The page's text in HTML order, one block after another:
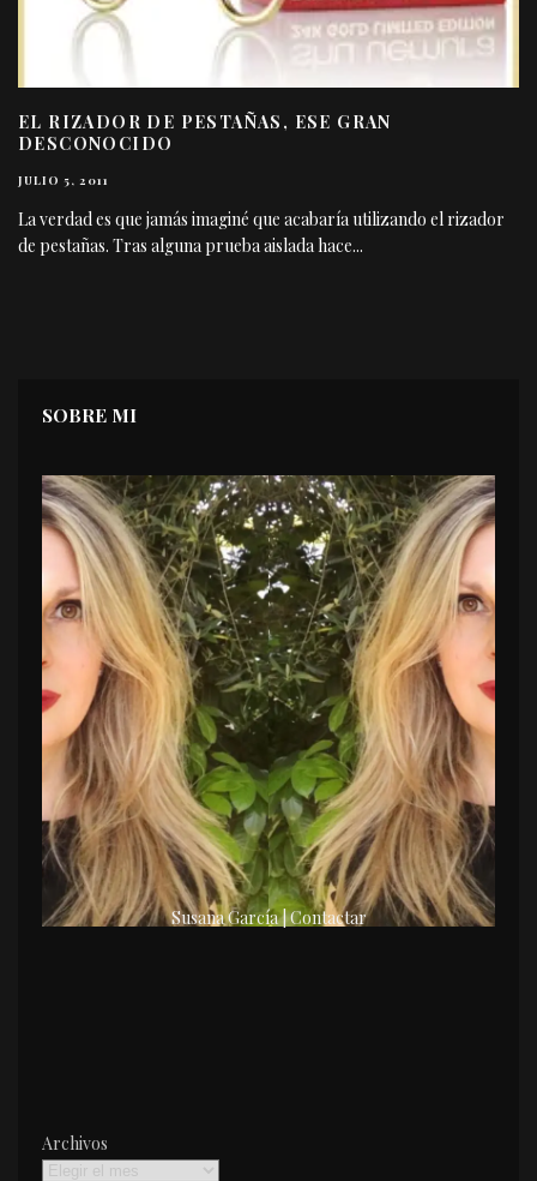
EL RIZADOR DE PESTAÑAS, ESE GRAN
DESCONOCIDO
JULIO 5, 2011
La verdad es que jamás imaginé que acabaría utilizando el rizador
de pestañas. Tras alguna prueba aislada hace...
SOBRE MI
Susana García | Contactar
Archivos